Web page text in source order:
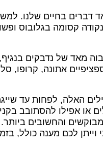
דברים בחיים שלנו.
קסומה בגלובוס
מאד של נדבקים
אתונה, קרופו,
האלה, לפחות עד
אפילו להסתובב
והחשובים
לכם מענה כולל,